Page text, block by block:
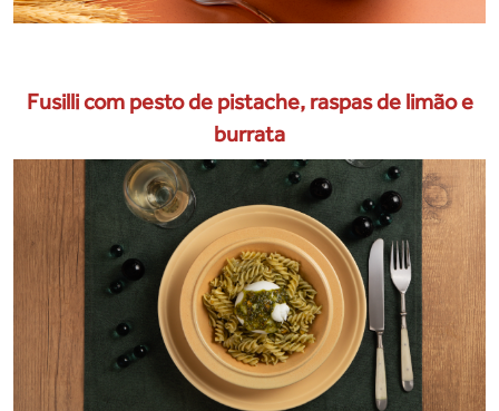
Fusilli com pesto de pistache, raspas de limão e
burrata